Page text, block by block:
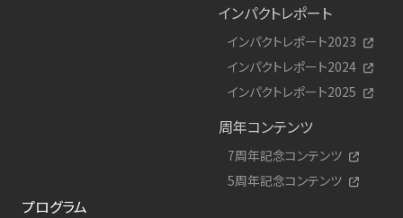
インパクトレポート
インパクトレポート2023
インパクトレポート2024
インパクトレポート2025
周年コンテンツ
7周年記念コンテンツ
5周年記念コンテンツ
プログラム